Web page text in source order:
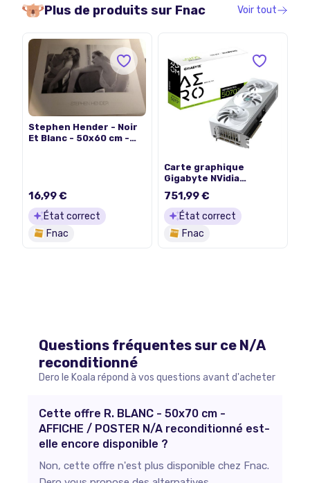
Plus de produits sur Fnac Voir tout
Stephen Hender - Noir
Et Blanc - 50x60 cm -
16,99 €
État correct
Fnac
Carte graphique
Gigabyte NVidia
AERO OC 16G Blanc
751,99 €
État correct
Fnac
Questions fréquentes sur ce N/A
reconditionné
Dero le Koala répond à vos questions avant d'acheter
Cette offre R. BLANC - 50x70 cm -
AFFICHE / POSTER N/A reconditionné est-
elle encore disponible ?
Non, cette offre n'est plus disponible chez Fnac.